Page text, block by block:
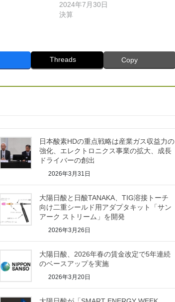
2024年7月30日
決算
Threads Copy
日本酸素HDの重点戦略は産業ガス収益力の
強化、エレクトロニクス事業の拡大、成長
ドライバーの創出
2026年3月31日
大陽日酸と日酸TANAKA、TIG溶接トーチ
向け二重シールド用アダプタキット「サン
アーク ストリーム」を開発
2026年3月26日
大陽日酸、2026年春の賃金改定で5年連続
のベースアップを実施
2026年3月20日